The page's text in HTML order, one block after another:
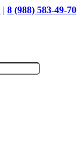
| 8 (988) 583-49-70